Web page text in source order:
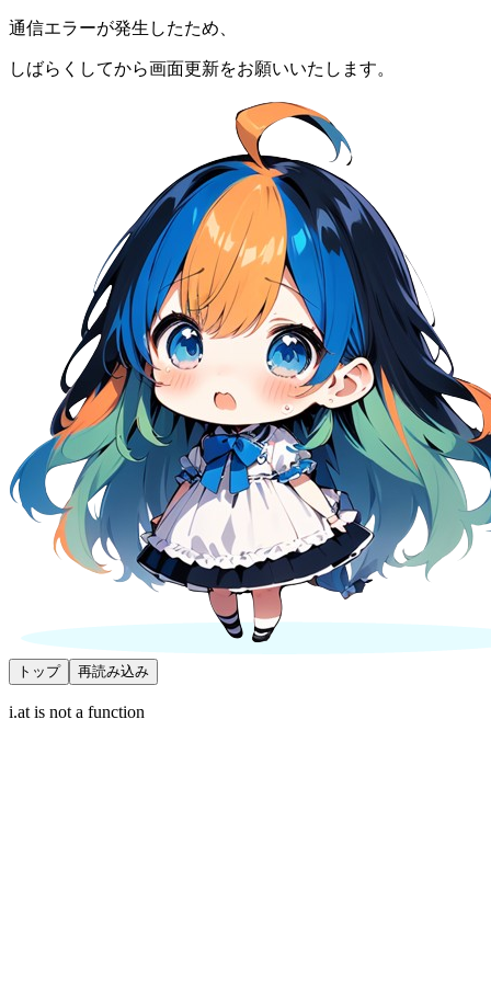
通信エラーが発生したため、
しばらくしてから画面更新をお願いいたします。
トップ 再読み込み
i.at is not a function